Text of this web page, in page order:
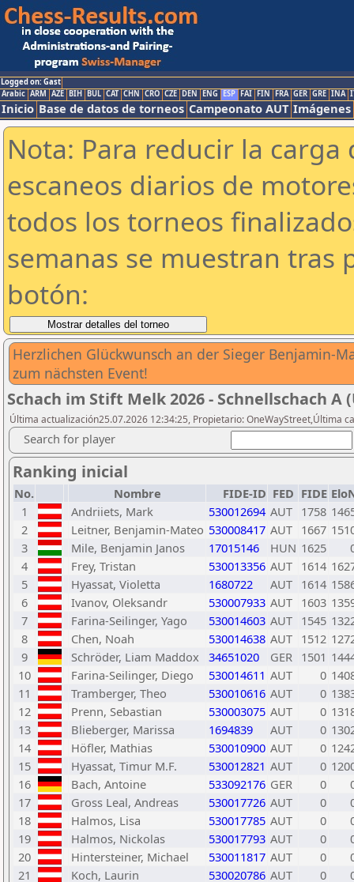
Logged on: Gast
Arabic ARM AZE BIH BUL CAT CHN CRO CZE DEN ENG ESP FAI FIN FRA GER GRE INA
Inicio Base de datos de torneos Campeonato AUT Imágenes
Nota: Para reducir la
escaneos diarios de
todos los torneos
semanas se muestran tras
botón:
Herzlichen Glückwunsch an der Sieger Benjamin-
zum nächsten Event!
Schach im Stift Melk 2026 - Schnellschach A
Última actualización25.07.2026 12:34:25, Propietario: OneWayStreet,Última
Search for player
Ranking inicial
No. Nombre FIDE-ID FED FIDE
1
Andriiets, Mark 530012694 AUT 1758
2
Leitner, Benjamin-Mateo 530008417 AUT 1667
3
Mile, Benjamin Janos 17015146 HUN 1625
4
Frey, Tristan 530013356 AUT 1614
5
Hyassat, Violetta 1680722 AUT 1614
6
Ivanov, Oleksandr 530007933 AUT 1603
7
Farina-Seilinger, Yago 530014603 AUT 1545
8
Chen, Noah 530014638 AUT 1512
9
Schröder, Liam Maddox 34651020 GER 1501
10
Farina-Seilinger, Diego 530014611 AUT 0
11
Tramberger, Theo 530010616 AUT 0
12
Prenn, Sebastian 530003075 AUT 0
13
Blieberger, Marissa 1694839 AUT 0
14
Höfler, Mathias 530010900 AUT 0
15
Hyassat, Timur M.F. 530012821 AUT 0
16
Bach, Antoine 533092176 GER 0
17
Gross Leal, Andreas 530017726 AUT 0
18
Halmos, Lisa 530017785 AUT 0
19
Halmos, Nickolas 530017793 AUT 0
20
Hintersteiner, Michael 530011817 AUT 0
21
Koch, Laurin 530020786 AUT 0